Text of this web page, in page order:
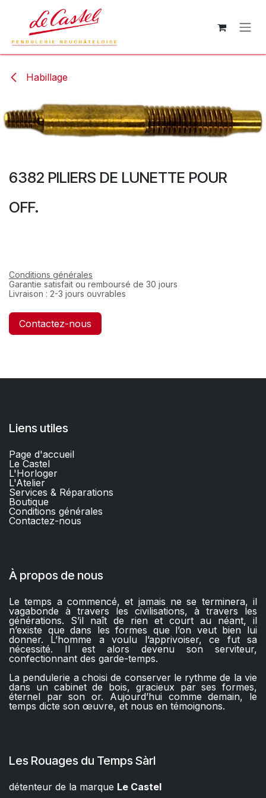
Se rendre au contenu
Habillage
6382 PILIERS DE LUNETTE POUR
OFF.
Conditions générales
Garantie satisfait ou remboursé de 30 jours
Livraison : 2-3 jours ouvrables
Contactez-nous
Liens utiles
Page d'accueil
Le Castel
L'Horloger
L'Atelier
Services & Réparations
Boutique
Conditions générales
Contactez-nous​
À propos de nous
Le temps a commencé, et jamais ne se terminera, il
vagabonde à travers les civilisations, à travers les
générations. S’il naît de rien et court au néant, il
n’existe que dans les formes que l’on veut bien lui
donner. L’homme a voulu l’apprivoiser, ce fut sa
nécessité. Il est alors devenu son serviteur,
confectionnant des garde-temps.
La pendulerie a choisi de conserver le rythme de la vie
dans un cabinet de bois, gracieux par ses formes,
éternel par son or. Aujourd’hui comme demain, le
temps dicte son œuvre, et nous en témoignons.
Les Rouages du Temps Sàrl
détenteur de la marque Le Castel​​